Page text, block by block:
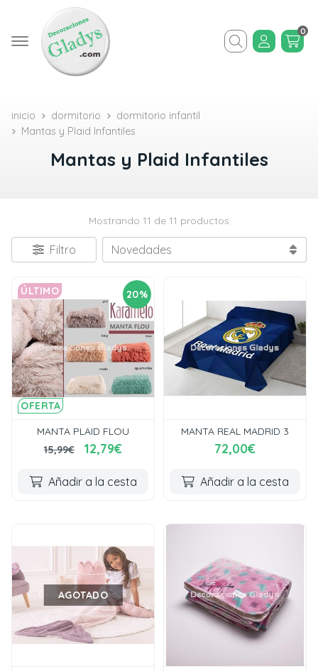
Buscar
0
inicio dormitorio
dormitorio infantil
Mantas y Plaid Infantiles
Mantas y Plaid Infantiles
Mostrando 11 de 11 productos
Filtro
20%
OFERTA
ÚLTIMO
MANTA PLAID FLOU
15,99€
12,79€
Añadir a la cesta
MANTA REAL MADRID 3
72,00€
Añadir a la cesta
AGOTADO